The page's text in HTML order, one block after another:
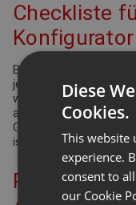
Checkliste
Konfigurator
Bei der Planung Ihrer
jede Menge Punkte zu
werden durch die
auch Ergonomie und
Gleiches gilt für die
ist der
Planung
Diese
Cookies.
This website
experience.
consent to
our Cookie